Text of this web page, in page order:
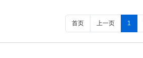
首页 上一页 1